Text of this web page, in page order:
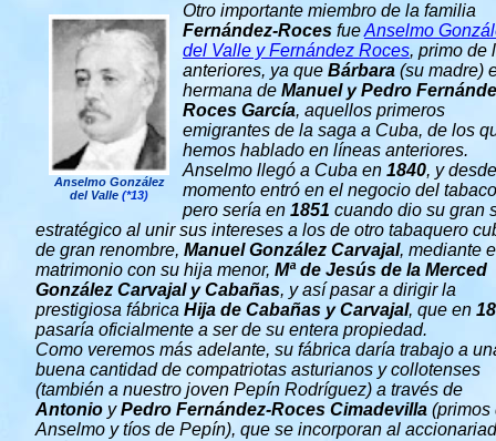
Anselmo González
del Valle (*13)
Otro importante miembro de la familia
Fernández-Roces fueAnselmo
del Valle y Fernández Roces, primo de
anteriores, ya que Bárbara (su madre)
hermana de Manuel y Pedro
Roces García, aquellos primeros
emigrantes de la saga a Cuba, de los
hemos hablado en líneas anteriores.
Anselmo llegó a Cuba en 1840, y
momento entró en el negocio del
pero sería en 1851 cuando dio su gran
estratégico al unir sus intereses a los de otro tabaquero
de gran renombre, Manuel González Carvajal, mediante
matrimonio con su hija menor, Mª de Jesús de la Merced
González Carvajal y Cabañas, y así pasar a dirigir la
prestigiosa fábrica Hija de Cabañas y Carvajal, que en
pasaría oficialmente a ser de su entera propiedad.
Como veremos más adelante, su fábrica daría trabajo a
buena cantidad de compatriotas asturianos y collotenses
(también a nuestro joven Pepín Rodríguez) a través de
Antonio yPedro Fernández-Roces Cimadevilla (primos
Anselmo y tíos de Pepín), que se incorporan al